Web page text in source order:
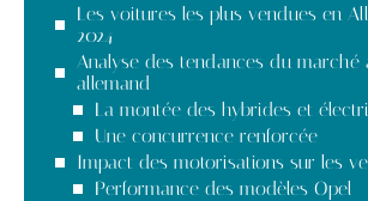
Les voitures les plus vendues en
2024
Analyse des tendances du marché
allemand
La montée des hybrides et
Une concurrence renforcée
Impact des motorisations sur les
Performance des modèles Opel